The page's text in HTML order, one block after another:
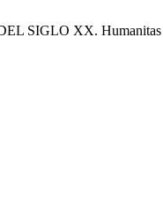
XX. Humanitas